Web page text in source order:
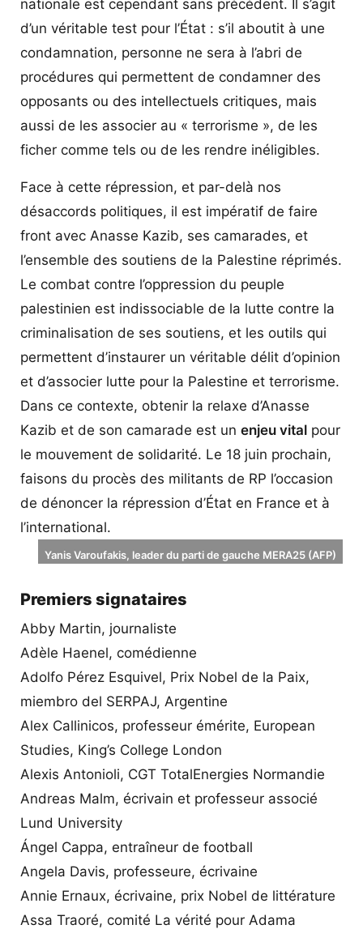
nationale est cependant sans précédent. Il s’agit
d’un véritable test pour l’État : s’il aboutit à une
condamnation, personne ne sera à l’abri de
procédures qui permettent de condamner des
opposants ou des intellectuels critiques, mais
aussi de les associer au « terrorisme », de les
ficher comme tels ou de les rendre inéligibles.
Face à cette répression, et par-delà nos
désaccords politiques, il est impératif de faire
front avec Anasse Kazib, ses camarades, et
l’ensemble des soutiens de la Palestine réprimés.
Le combat contre l’oppression du peuple
palestinien est indissociable de la lutte contre la
criminalisation de ses soutiens, et les outils qui
permettent d’instaurer un véritable délit d’opinion
et d’associer lutte pour la Palestine et terrorisme.
Dans ce contexte, obtenir la relaxe d’Anasse
Kazib et de son camarade est un enjeu vital pour
le mouvement de solidarité. Le 18 juin prochain,
faisons du procès des militants de RP l’occasion
de dénoncer la répression d’État en France et à
l’international.
Yanis Varoufakis, leader du parti de gauche MERA25 (AFP)
Premiers signataires
Abby Martin, journaliste
Adèle Haenel, comédienne
Adolfo Pérez Esquivel, Prix Nobel de la Paix,
miembro del SERPAJ, Argentine
Alex Callinicos, professeur émérite, European
Studies, King’s College London
Alexis Antonioli, CGT TotalEnergies Normandie
Andreas Malm, écrivain et professeur associé
Lund University
Ángel Cappa, entraîneur de football
Angela Davis, professeure, écrivaine
Annie Ernaux, écrivaine, prix Nobel de littérature
Assa Traoré, comité La vérité pour Adama